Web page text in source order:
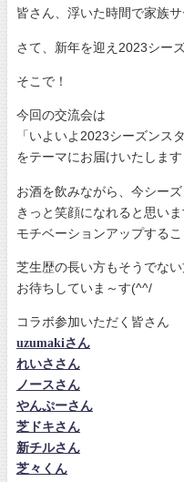
皆さん、浮いた時間で家族
さて、新年を迎え2023シー
そこで！
今回の交流会は
「いよいよ2023シーズンス
をテーマにお届けいたします
お酒を飲みながら、今シー
きっと笑顔になれると思いま
モチベーションアップするこ
芝生歴の長い方もそうでな
お待ちしていま～す(^^/
コラボ参加いただく皆さん
uzumakiさん
れいささん
ノースさん
やんぷーさん
芝ドキさん
新チルさん
芝々くん